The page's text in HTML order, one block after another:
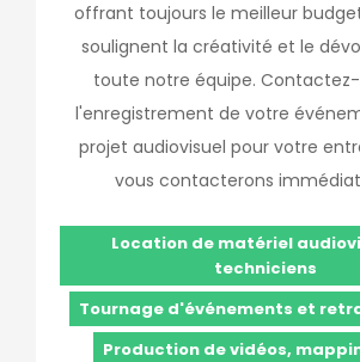
offrant toujours le meilleur
soulignent la créativité et le
toute notre équipe.
l'enregistrement de votre
projet audiovisuel pour votre
vous contacterons
Location de matériel
techniciens
Tournage d'événements et
Production de vidéos,